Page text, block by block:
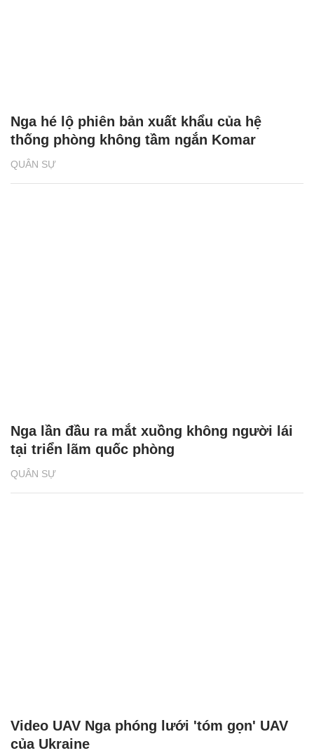
QUÂN SỰ
Nga hé lộ phiên bản xuất khẩu của hệ
thống phòng không tầm ngắn Komar
QUÂN SỰ
Nga lần đầu ra mắt xuồng không người lái
tại triển lãm quốc phòng
Video UAV Nga phóng lưới 'tóm gọn' UAV
của Ukraine